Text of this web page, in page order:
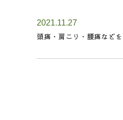
2021.11.27
頭痛・肩こり・腰痛など